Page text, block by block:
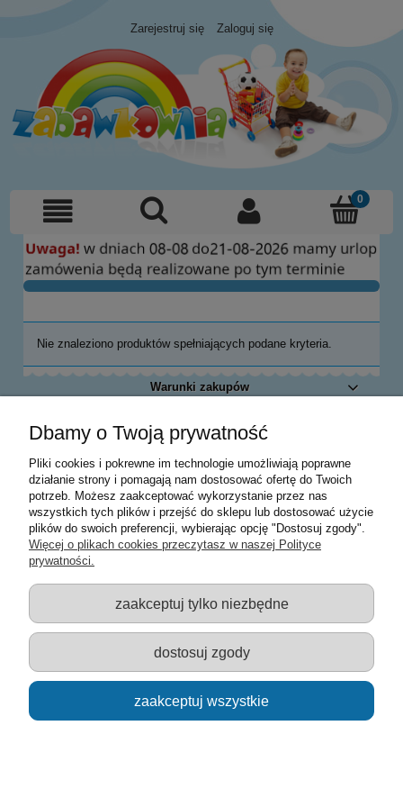
Zarejestruj się Zaloguj się
Nie znaleziono produktów spełniających podane kryteria.
Warunki zakupów
Moje konto
Informacje o sklepie
Sklep z zabawkami Łódź :: Hurownia zabawek :: Zabawki
edukacyjne :: Zestawy artystyczne :: Zabawki :: samochody Welly
:: Zabawkownia :: zabawki dla dzieci :: Lalki :: Klocki :: Artykuły
szkolne ::
pokaż pełną wersję strony
Dbamy o Twoją prywatność
Pliki cookies i pokrewne im technologie umożliwiają poprawne
działanie strony i pomagają nam dostosować ofertę do Twoich
potrzeb. Możesz zaakceptować wykorzystanie przez nas
wszystkich tych plików i przejść do sklepu lub dostosować użycie
plików do swoich preferencji, wybierając opcję "Dostosuj zgody".
Więcej o plikach cookies przeczytasz w naszej Polityce
prywatności.
zaakceptuj tylko niezbędne
dostosuj zgody
zaakceptuj wszystkie